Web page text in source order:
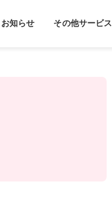
お知らせ その他サービス